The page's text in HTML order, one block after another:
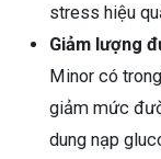
stress hiệu
Giảm lượng
Minor có
giảm mức
dung nạp